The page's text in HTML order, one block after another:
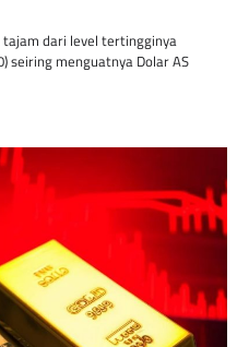
dari level tertingginya
seiring menguatnya Dolar AS